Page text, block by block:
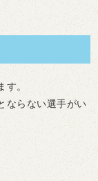
。
ならない選手がい